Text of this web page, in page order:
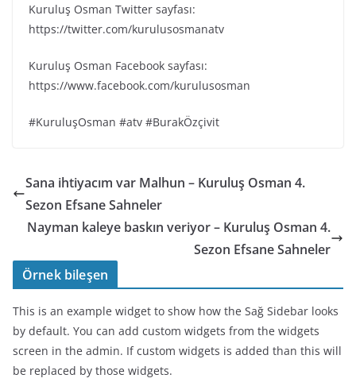
Kuruluş Osman Twitter sayfası:
https://twitter.com/kurulusosmanatv
Kuruluş Osman Facebook sayfası:
https://www.facebook.com/kurulusosman
#KuruluşOsman #atv #BurakÖzçivit
Sana ihtiyacım var Malhun – Kuruluş Osman 4.
Sezon Efsane Sahneler
Nayman kaleye baskın veriyor – Kuruluş Osman 4.
Sezon Efsane Sahneler
Örnek bileşen
This is an example widget to show how the Sağ Sidebar looks
by default. You can add custom widgets from the widgets
screen in the admin. If custom widgets is added than this will
be replaced by those widgets.